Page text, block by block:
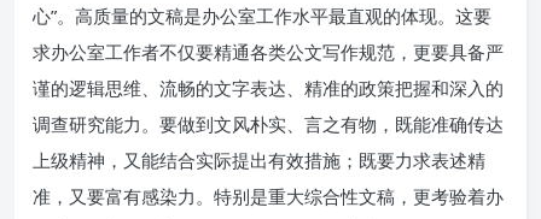
心”。高质量的文稿是办公室工作水平最直观的体现。这要
求办公室工作者不仅要精通各类公文写作规范，更要具备严
谨的逻辑思维、流畅的文字表达、精准的政策把握和深入的
调查研究能力。要做到文风朴实、言之有物，既能准确传达
上级精神，又能结合实际提出有效措施；既要力求表述精
准，又要富有感染力。特别是重大综合性文稿，更考验着办